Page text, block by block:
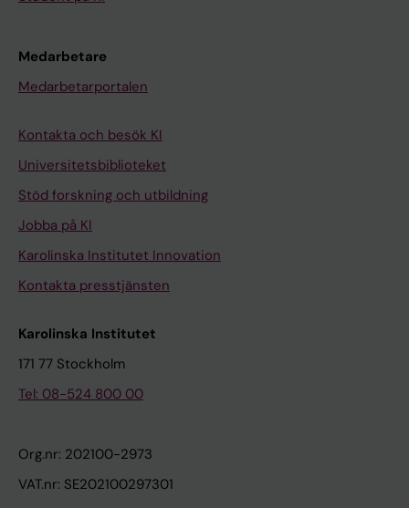
Medarbetare
Medarbetarportalen
Kontakta och besök KI
Universitetsbiblioteket
Stöd forskning och utbildning
Jobba på KI
Karolinska Institutet Innovation
Kontakta presstjänsten
Karolinska Institutet
171 77 Stockholm
Tel: 08-524 800 00
Org.nr: 202100-2973
VAT.nr: SE202100297301